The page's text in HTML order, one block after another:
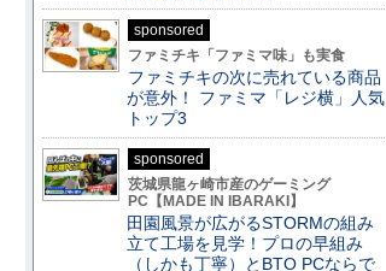
sponsored
ファミチキ「ファミマ味」も実食
ファミチキの次に売れている商品
が意外！ ファミマ「レジ横」人気
トップ3
sponsored
茨城県龍ヶ崎市産のゲーミング
PC【MADE IN IBARAKI】
田園風景が広がるSTORMの組み
立て工場を見学！プロの早組み
（しかも丁寧）とBTO PCならで